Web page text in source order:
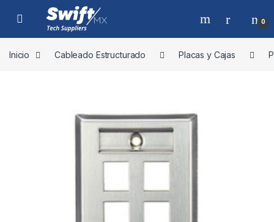
Skip to navigation
Skip to content
0
Inicio Cableado Estructurado Placas y Cajas